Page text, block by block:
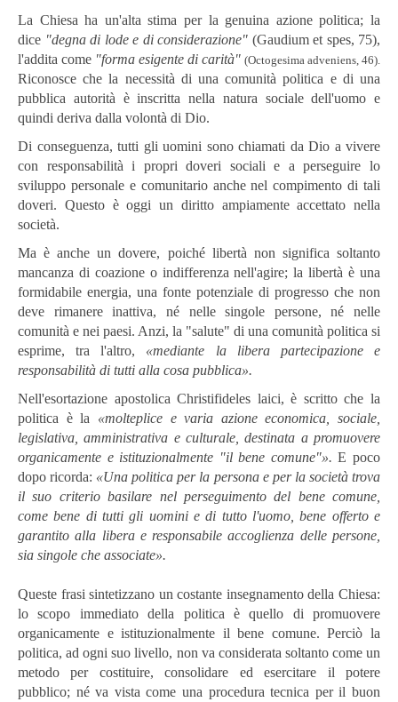
La Chiesa ha un'alta stima per la genuina azione politica; la
dice "degna di lode e di considerazione" (Gaudium et spes, 75),
l'addita come "forma esigente di carità" (Octogesima adveniens, 46).
Riconosce che la necessità di una comunità politica e di una
pubblica autorità è inscritta nella natura sociale dell'uomo e
quindi deriva dalla volontà di Dio.
Di conseguenza, tutti gli uomini sono chiamati da Dio a vivere
con responsabilità i propri doveri sociali e a perseguire lo
sviluppo personale e comunitario anche nel compimento di tali
doveri. Questo è oggi un diritto ampiamente accettato nella
società.
Ma è anche un dovere, poiché libertà non significa soltanto
mancanza di coazione o indifferenza nell'agire; la libertà è una
formidabile energia, una fonte potenziale di progresso che non
deve rimanere inattiva, né nelle singole persone, né nelle
comunità e nei paesi. Anzi, la "salute" di una comunità politica si
esprime, tra l'altro, «mediante la libera partecipazione e
responsabilità di tutti alla cosa pubblica».
Nell'esortazione apostolica Christifideles laici, è scritto che la
politica è la «molteplice e varia azione economica, sociale,
legislativa, amministrativa e culturale, destinata a promuovere
organicamente e istituzionalmente "il bene comune"». E poco
dopo ricorda: «Una politica per la persona e per la società trova
il suo criterio basilare nel perseguimento del bene comune,
come bene di tutti gli uomini e di tutto l'uomo, bene offerto e
garantito alla libera e responsabile accoglienza delle persone,
sia singole che associate».
Queste frasi sintetizzano un costante insegnamento della Chiesa:
lo scopo immediato della politica è quello di promuovere
organicamente e istituzionalmente il bene comune. Perciò la
politica, ad ogni suo livello, non va considerata soltanto come un
metodo per costituire, consolidare ed esercitare il potere
pubblico; né va vista come una procedura tecnica per il buon